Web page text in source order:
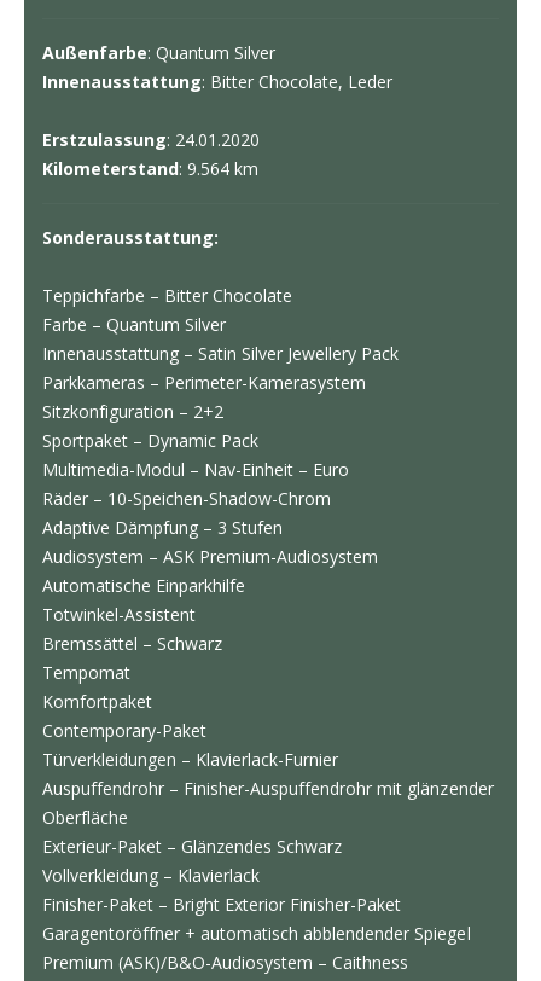
Außenfarbe: Quantum Silver
Innenausstattung: Bitter Chocolate, Leder
Erstzulassung: 24.01.2020
Kilometerstand: 9.564 km
Sonderausstattung:
Teppichfarbe – Bitter Chocolate
Farbe – Quantum Silver
Innenausstattung – Satin Silver Jewellery Pack
Parkkameras – Perimeter-Kamerasystem
Sitzkonfiguration – 2+2
Sportpaket – Dynamic Pack
Multimedia-Modul – Nav-Einheit – Euro
Räder – 10-Speichen-Shadow-Chrom
Adaptive Dämpfung – 3 Stufen
Audiosystem – ASK Premium-Audiosystem
Automatische Einparkhilfe
Totwinkel-Assistent
Bremssättel – Schwarz
Tempomat
Komfortpaket
Contemporary-Paket
Türverkleidungen – Klavierlack-Furnier
Auspuffendrohr – Finisher-Auspuffendrohr mit glänzender
Oberfläche
Exterieur-Paket – Glänzendes Schwarz
Vollverkleidung – Klavierlack
Finisher-Paket – Bright Exterior Finisher-Paket
Garagentoröffner + automatisch abblendender Spiegel
Premium (ASK)/B&O-Audiosystem – Caithness